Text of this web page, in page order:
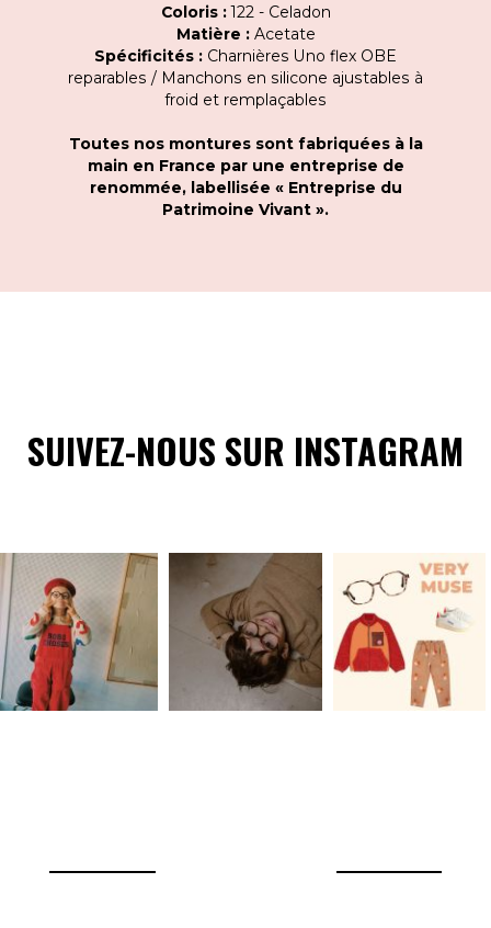
Coloris :122 - Celadon
Matière : Acetate
Spécificités : Charnières Uno flex OBE
reparables / Manchons en silicone ajustables à
froid et remplaçables
Toutes nos montures sont fabriquées à la
main en France par une entreprise de
renommée, labellisée « Entreprise du
Patrimoine Vivant ».
SUIVEZ-NOUS SUR INSTAGRAM